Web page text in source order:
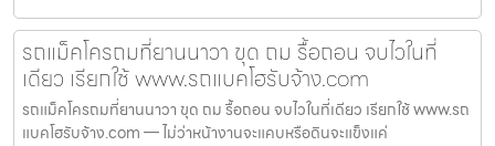
รถแม็คโครถมที่ยานนาวา ขุด ถม รื้อถอน จบไวในที่
เดียว เรียกใช้ www.รถแบคโฮรับจ้าง.com
รถแม็คโครถมที่ยานนาวา ขุด ถม รื้อถอน จบไวในที่เดียว เรียกใช้ www.รถ
แบคโฮรับจ้าง.com — ไม่ว่าหน้างานจะแคบหรือดินจะแข็งแค่